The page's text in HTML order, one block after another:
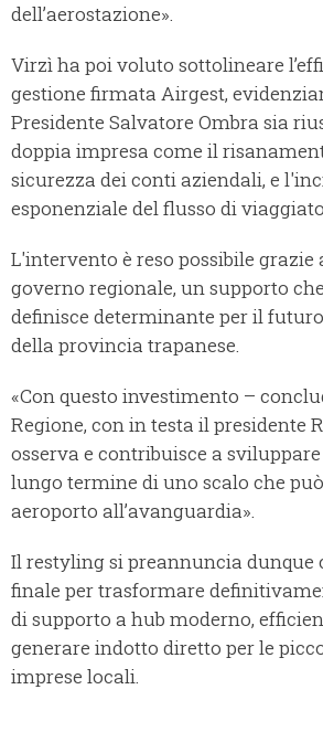
dell’aerostazione».
Virzì ha poi voluto sottolineare
gestione firmata Airgest,
Presidente Salvatore Ombra sia
doppia impresa come il
sicurezza dei conti aziendali, e
esponenziale del flusso di
L'intervento è reso possibile
governo regionale, un supporto
definisce determinante per il
della provincia trapanese.
«Con questo investimento –
Regione, con in testa il presidente
osserva e contribuisce a
lungo termine di uno scalo che
aeroporto all’avanguardia».
Il restyling si preannuncia dunque
finale per trasformare
di supporto a hub moderno,
generare indotto diretto per le
imprese locali.